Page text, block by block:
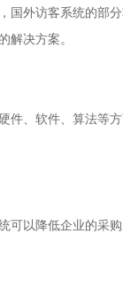
国外访客系统的部
解决方案。
件、软件、算法等
可以降低企业的采